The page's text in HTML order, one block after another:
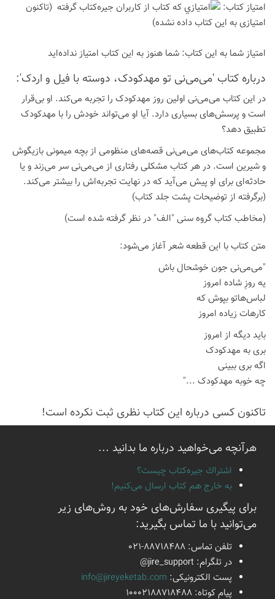
امتیاز كتاب:
(تاكنون
امتیازی به این كتاب داده نشده)
امتیاز شما به این كتاب: شما هنوز به این كتاب امتیاز نداده‌اید
درباره كتاب 'می‌می‌نی تو مهدکودک، دوسته با فیل و اردک':
در این کتاب می‌می‌نی اولین روز مهدکودک را تجربه می‌کند. او بی‌قرار
است و پرسش‌های بسیاری دارد. آیا او می‌تواند خودش را با مهدکودک
تطبیق دهد؟
مجموعه کتاب‌های می‌می‌نی قصه‌های منظومی از بچه میمونی بازیگوش
و شیرین است. در هر کتاب مشکلی رفتاری از می‌می‌نی سر می‌زند و یا
حادثه‌ای برای او پیش می‌آید که در نهایت تجربه‌اش را بیشتر می‌کند.
(برگرفته از توضیحات پشت جلد کتاب)
(مخاطب کتاب گروه سنی "الف" در نظر گرفته شده است)
متن کتاب با این قطعه شعر آغاز می‌شود:
"می‌می‌نی جون خوشحال باش
یه روزِ شاده امروز
لباس‌هاتو بپوش که
کارهات زیاده امروز
باید دیگه از امروز
بری به مهدکودک
اگه بری ببینی
چه خوبه مهدکودک ..."
تاكنون كسی درباره این كتاب نظری ثبت نكرده است!
هرآنچه می‌خواهید درباره ما بدانید ...
اشتراك جيره‌كتاب چيست؟
به خارج هم كتاب ارسال می‌كنیم!
برای پیگیری سفارش‌های خود به روش‌های زیر
می‌توانید با ما تماس بگیرید:
تلفن تماس: 021-88718488
در تلگرام: @jire_support
پست الكترونیكی: info@jireyeketab.com
پیام كوتاه: 10002188718488